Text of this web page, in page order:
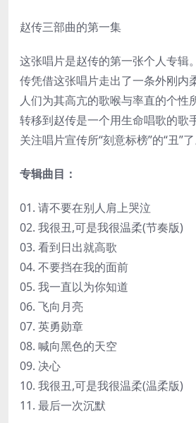
赵传三部曲的第一集
这张唱片是赵传的第一张个人专辑
传凭借这张唱片走出了一条外刚内
人们为其高亢的歌喉与率直的个性
转移到赵传是一个用生命唱歌的歌
关注唱片宣传所“刻意标榜”的“丑”了
专辑曲目：
01. 请不要在别人肩上哭泣
02. 我很丑,可是我很温柔(节奏版)
03. 看到日出就高歌
04. 不要挡在我的面前
05. 我一直以为你知道
06. 飞向月亮
07. 英勇勋章
08. 喊向黑色的天空
09. 决心
10. 我很丑,可是我很温柔(温柔版)
11. 最后一次沉默